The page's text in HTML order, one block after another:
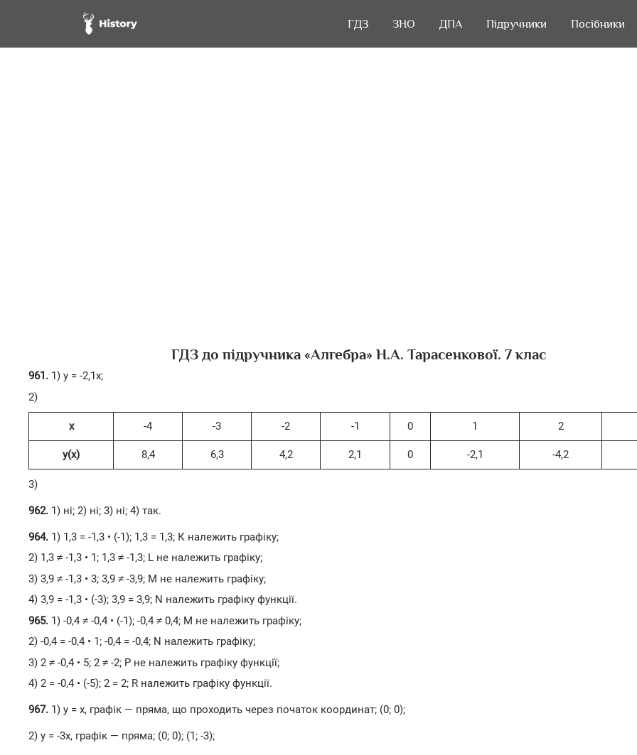
ГДЗ
ГДЗ ЗНО
ЗНО ДПА
ДПА Підручники
Підручники Посібники
Посібники
ГДЗ до підручника «Алгебра» H.А. Тарасенкової. 7 клас
961. 1) у = -2,1х;
2)
x -4 -3 -2 -1 0 1 2
y(x) 8,4 6,3 4,2 2,1 0 -2,1 -4,2
3)
962. 1) ні; 2) ні; 3) ні; 4) так.
964. 1) 1,3 = -1,3 • (-1); 1,3 = 1,3; К належить графіку;
2) 1,3 ≠ -1,3 • 1; 1,3 ≠ -1,3; L не належить графіку;
3) 3,9 ≠ -1,3 • 3; 3,9 ≠ -3,9; М не належить графіку;
4) 3,9 = -1,3 • (-3); 3,9 = 3,9; N належить графіку функції.
965. 1) -0,4 ≠ -0,4 • (-1); -0,4 ≠ 0,4; М не належить графіку;
2) -0,4 = -0,4 • 1; -0,4 = -0,4; N належить графіку;
3) 2 ≠ -0,4 • 5; 2 ≠ -2; Р не належить графіку функції;
4) 2 = -0,4 • (-5); 2 = 2; R належить графіку функції.
967. 1) y = х, графік — пряма, що проходить через початок координат; (0; 0);
2) у = -3х, графік — пряма; (0; 0); (1; -3);